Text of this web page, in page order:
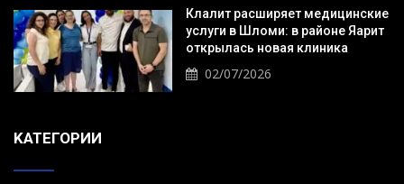
Клалит расширяет медицинские
услуги в Шломи: в районе Яарит
открылась новая клиника
02/07/2026
KАТЕГОРИИ